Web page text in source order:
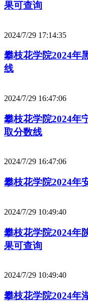
果可查询
2024/7/29 17:14:35
攀枝花学院2024年
线
2024/7/29 16:47:06
攀枝花学院2024年
取分数线
2024/7/29 16:47:06
攀枝花学院2024年
2024/7/29 10:49:40
攀枝花学院2024年
果可查询
2024/7/29 10:49:40
攀枝花学院2024年